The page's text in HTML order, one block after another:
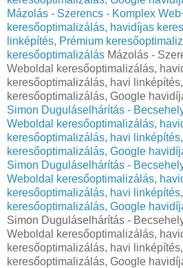
Mázolás - Szerencs - Komplex
keresőoptimalizálás, havidíjas
linképítés, Prémium
keresőoptimalizálás Mázolás -
Weboldal keresőoptimalizálás,
keresőoptimalizálás, havi
keresőoptimalizálás, Google
Simon Duguláselhárítás -
Weboldal keresőoptimalizálás,
keresőoptimalizálás, havi
keresőoptimalizálás, Google
Simon Duguláselhárítás -
Weboldal keresőoptimalizálás,
keresőoptimalizálás, havi
keresőoptimalizálás, Google
Simon Duguláselhárítás -
Weboldal keresőoptimalizálás,
keresőoptimalizálás, havi
keresőoptimalizálás, Google